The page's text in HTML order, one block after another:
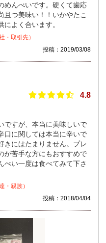
めんべいです。硬くて歯応
且つ美味い！！いかやたこ
よく合います。
・取引先）
投稿：2019/03/08
4.8
ですが、本当に美味しいで
口に関しては本当に辛いで
きにはたまりません。プレ
が苦手な方にもおすすめで
べい一度は食べてみて下さ
・親族）
投稿：2018/04/04